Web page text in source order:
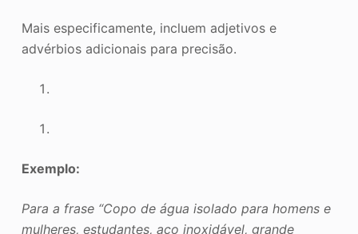
Mais especificamente, incluem adjetivos e
advérbios adicionais para precisão.
Exemplo:
Para a frase “Copo de água isolado para homens e
mulheres, estudantes, aço inoxidável, grande